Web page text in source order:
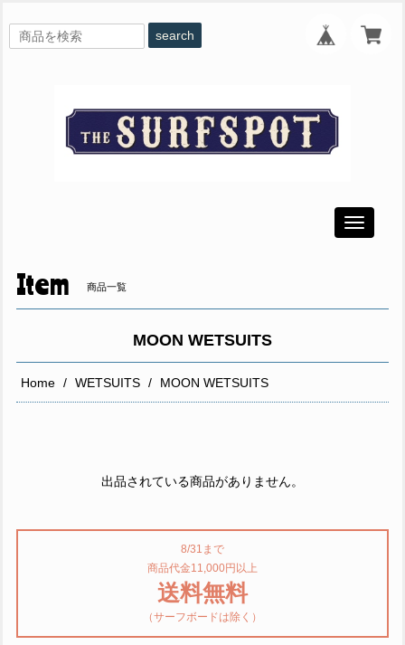
search
Toggle
Item 商品一覧
MOON WETSUITS
Home WETSUITS MOON WETSUITS
出品されている商品がありません。
8/31まで
商品代金11,000円以上
送料無料
（サーフボードは除く）